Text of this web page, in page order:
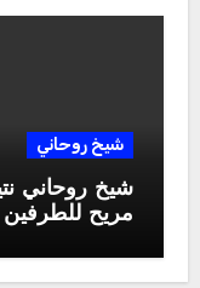
شيخ روحاني
شيخ روحاني
مريح للطرفين